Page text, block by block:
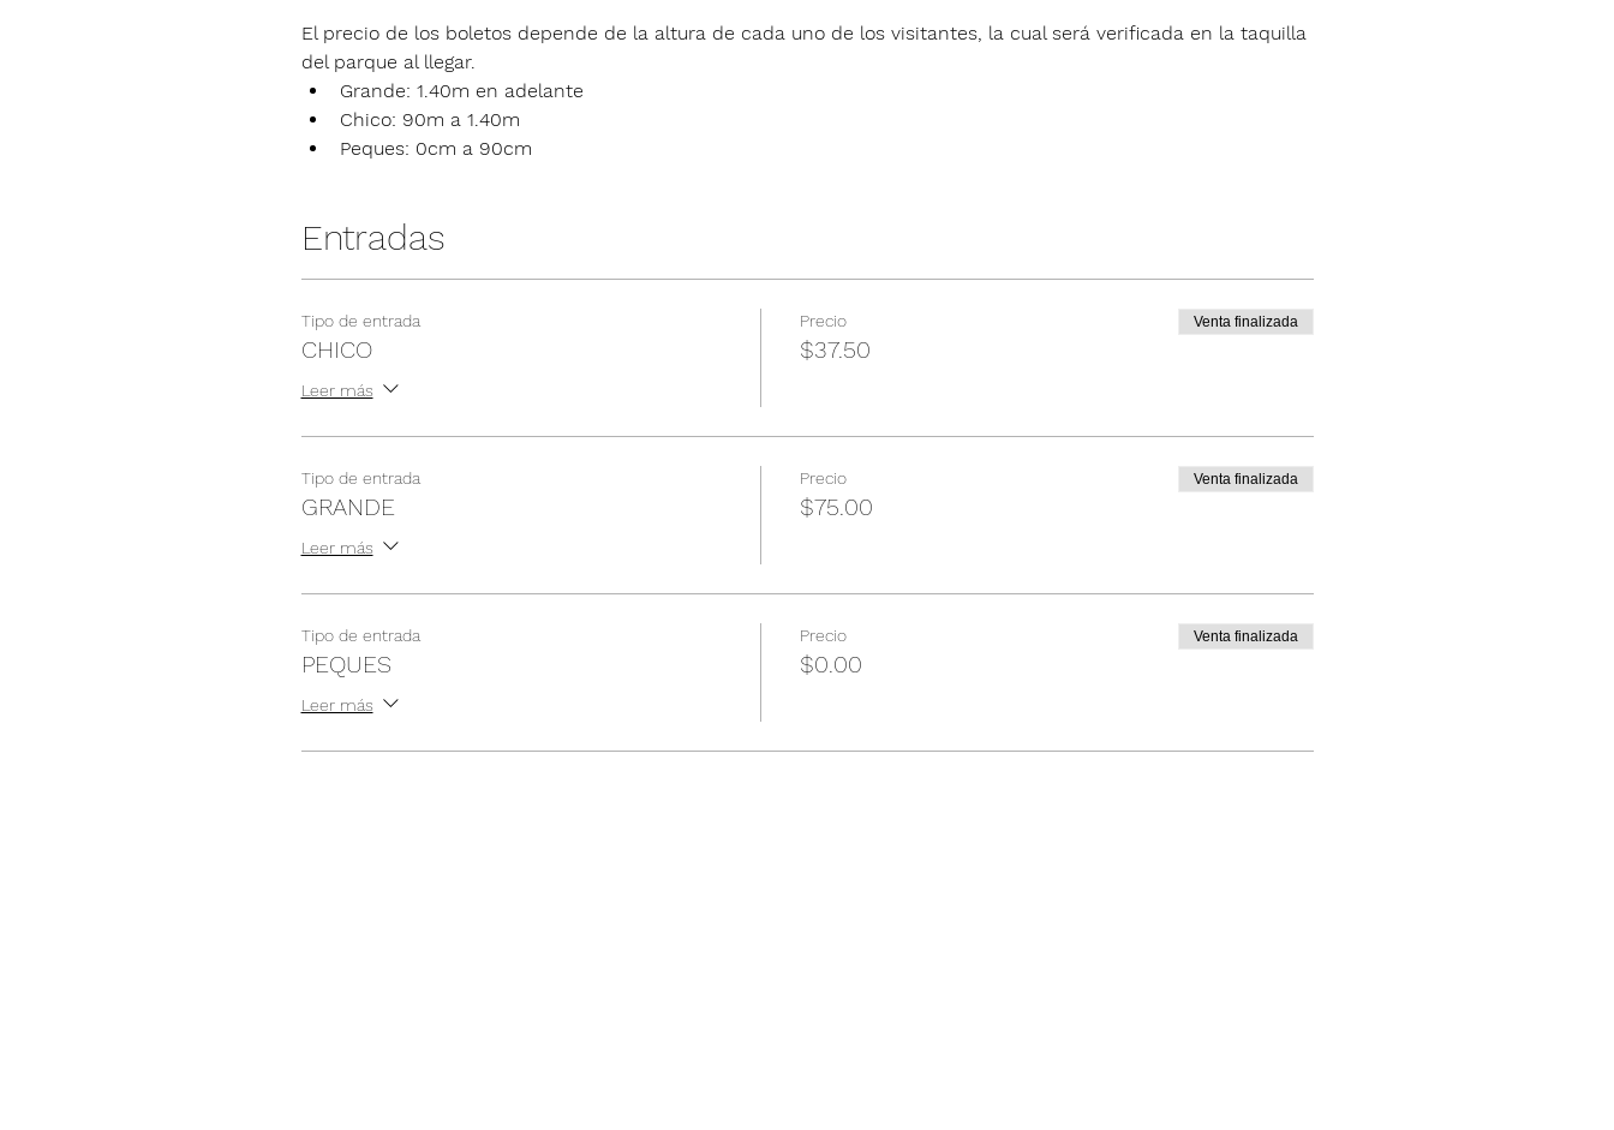
El precio de los boletos depende de la altura de cada uno de los visitantes, la cual será verificada en la taquilla
del parque al llegar.
Grande: 1.40m en adelante
Chico: 90m a 1.40m
Peques: 0cm a 90cm
Entradas
Tipo de entrada
CHICO
Leer más
Precio
$37.50
Venta finalizada
Tipo de entrada
GRANDE
Leer más
Precio
$75.00
Venta finalizada
Tipo de entrada
PEQUES
Leer más
Precio
$0.00
Venta finalizada